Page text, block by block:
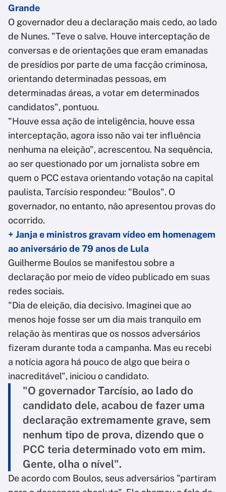
Grande
O governador deu a declaração mais cedo, ao lado
de Nunes. "Teve o salve. Houve interceptação de
conversas e de orientações que eram emanadas
de presídios por parte de uma facção criminosa,
orientando determinadas pessoas, em
determinadas áreas, a votar em determinados
candidatos", pontuou.
"Houve essa ação de inteligência, houve essa
interceptação, agora isso não vai ter influência
nenhuma na eleição", acrescentou. Na sequência,
ao ser questionado por um jornalista sobre em
quem o PCC estava orientando votação na capital
paulista, Tarcísio respondeu: "Boulos". O
governador, no entanto, não apresentou provas do
ocorrido.
+ Janja e ministros gravam vídeo em homenagem
ao aniversário de 79 anos de Lula
Guilherme Boulos se manifestou sobre a
declaração por meio de vídeo publicado em suas
redes sociais.
"Dia de eleição, dia decisivo. Imaginei que ao
menos hoje fosse ser um dia mais tranquilo em
relação às mentiras que os nossos adversários
fizeram durante toda a campanha. Mas eu recebi
a notícia agora há pouco de algo que beira o
inacreditável", iniciou o candidato.
"O governador Tarcísio, ao lado do
candidato dele, acabou de fazer uma
declaração extremamente grave, sem
nenhum tipo de prova, dizendo que o
PCC teria determinado voto em mim.
Gente, olha o nível".
De acordo com Boulos, seus adversários "partiram